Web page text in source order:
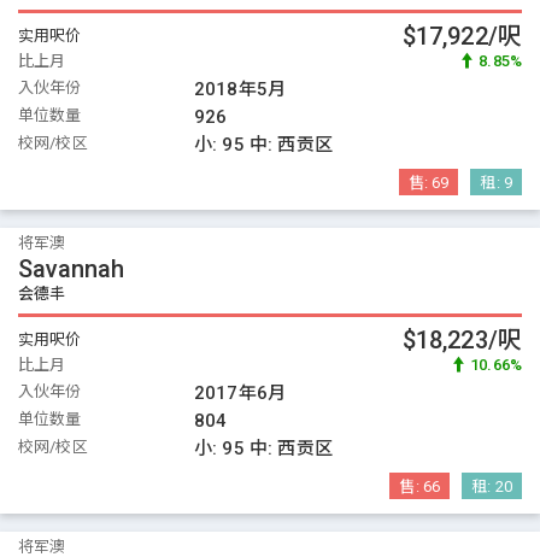
实用呎价 $17,922/呎
比上月
8.85%
入伙年份
2018年5月
单位数量 926
校网/校区 小: 95 中:西贡区
售:69 租: 9
将军澳
Savannah
会德丰
实用呎价 $18,223/呎
比上月
10.66%
入伙年份
2017年6月
单位数量 804
校网/校区 小: 95 中:西贡区
售: 66 租: 20
将军澳